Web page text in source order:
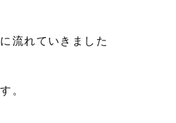
流れていきました
。